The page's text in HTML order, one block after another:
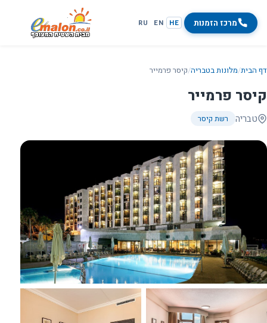
מרכז הזמנות HE
EN
RU
דף הבית/מלונות בטבריה/קיסר פרמייר
קיסר פרמייר
טבריה רשת קיסר